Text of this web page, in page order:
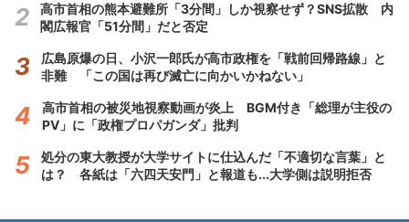
高市首相の熊本避難所「3分間」しか視察せず？SNS拡散 内
閣広報官「51分間」だと否定
広島原爆の日、小沢一郎氏が高市政権を「戦前回帰路線」と
非難 「この国は再び滅亡に向かいかねない」
高市首相の被災地視察動画が炎上 BGM付き「総理が主役の
PV」に「政権プロパガンダ」批判
処分の東大教授が大学サイトに仕込んだ「不適切な言葉」と
は？ 各紙は「六四天安門」と報道も...大学側は説明拒否